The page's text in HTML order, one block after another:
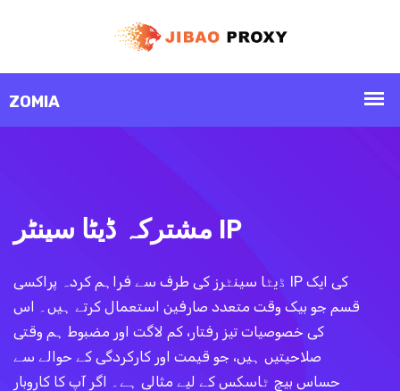
مشترکہ ڈیٹا سینٹر IP
ڈیٹا سینٹرز کی طرف سے فراہم کردہ پراکسی IP کی ایک
قسم جو بیک وقت متعدد صارفین استعمال کرتے ہیں۔ اس
کی خصوصیات تیز رفتار، کم لاگت اور مضبوط ہم وقتی
صلاحیتیں ہیں، جو قیمت اور کارکردگی کے حوالے سے
حساس بیچ ٹاسکس کے لیے مثالی ہے۔ اگر آپ کا کاروبار